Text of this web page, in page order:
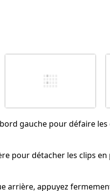
gauche pour défaire les
pour détacher les clips
arrière, appuyez